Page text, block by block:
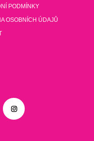
PODMÍNKY
OSOBNÍCH ÚDAJŮ